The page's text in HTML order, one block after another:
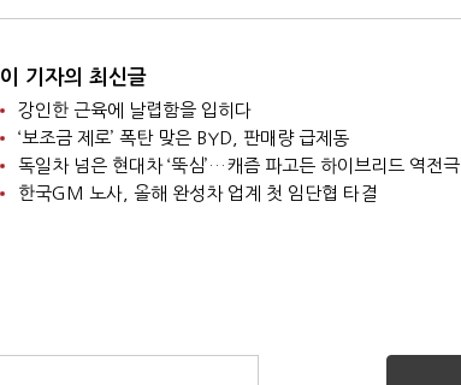
이 기자의 최신글
강인한 근육에 날렵함을 입히다
‘보조금 제로’ 폭탄 맞은 BYD, 판매량 급제동
독일차 넘은 현대차 ‘뚝심’…캐즘 파고든 하이브리드 역전극
한국GM 노사, 올해 완성차 업계 첫 임단협 타결